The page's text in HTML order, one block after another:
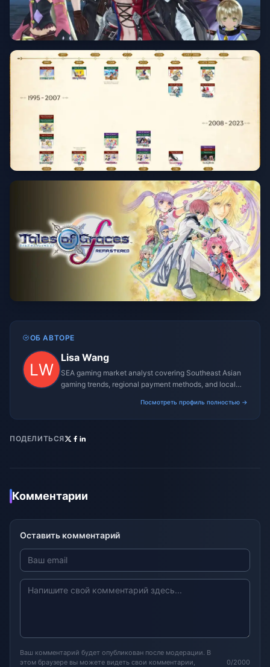
ОБ АВТОРЕ
Lisa Wang
SEA gaming market analyst covering Southeast Asian
gaming trends, regional payment methods, and local
Посмотреть профиль полностью →
ПОДЕЛИТЬСЯ
Комментарии
Оставить комментарий
Ваш комментарий будет опубликован после модерации. В
этом браузере вы можете видеть свои комментарии,
0/2000